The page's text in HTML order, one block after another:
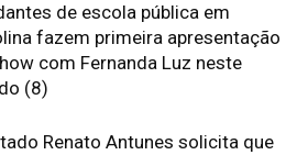
de escola pública em
fazem primeira apresentação
com Fernanda Luz neste
(8)
Renato Antunes solicita que